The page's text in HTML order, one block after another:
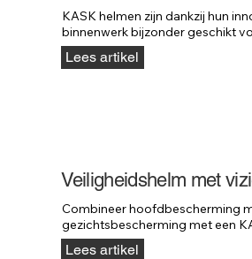
KASK helmen zijn dankzij hun
binnenwerk bijzonder geschikt
werknemers met een kaal hoofd.
Lees artikel
Veiligheidshelm met
Combineer hoofdbescherming
gezichtsbescherming met een
vizier.
Lees artikel